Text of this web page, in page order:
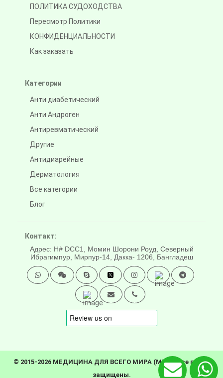
ПОЛИТИКА СУДОХОДСТВА
Пересмотр Политики
КОНФИДЕНЦИАЛЬНОСТИ
Как заказать
Категории
Анти диабетический
Анти Андроген
Антиревматический
Другие
Антидиарейные
Дерматология
Все категории
Блог
Контакт:
Адрес: H# DCC1, Момин Шорони Роуд, Северный
Ибрагимпур, Мирпур-14, Дакка- 1206, Бангладеш
© 2015-2026 МЕДИЦИНА ДЛЯ ВСЕГО МИРА (MFW). Все права
защищены.